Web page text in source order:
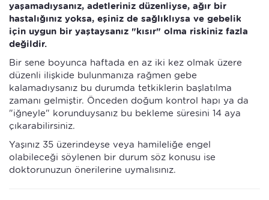
yaşamadıysanız, adetleriniz düzenliyse, ağır bir
hastalığınız yoksa, eşiniz de sağlıklıysa ve gebelik
için uygun bir yaştaysanız "kısır" olma riskiniz fazla
değildir.
Bir sene boyunca haftada en az iki kez olmak üzere
düzenli ilişkide bulunmanıza rağmen gebe
kalamadıysanız bu durumda tetkiklerin başlatılma
zamanı gelmiştir. Önceden doğum kontrol hapı ya da
"iğneyle" korunduysanız bu bekleme süresini 14 aya
çıkarabilirsiniz.
Yaşınız 35 üzerindeyse veya hamileliğe engel
olabileceği söylenen bir durum söz konusu ise
doktorunuzun önerilerine uymalısınız.